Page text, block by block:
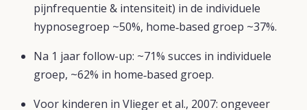
pijnfrequentie & intensiteit) in de individuele
hypnosegroep ~50%, home‑based groep ~37%.
Na 1 jaar follow-up: ~71% succes in individuele
groep, ~62% in home‑based groep.
Voor kinderen in Vlieger et al., 2007: ongeveer